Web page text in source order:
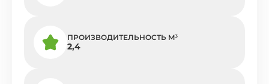
ПРОИЗВОДИТЕЛЬНОСТЬ M³
2,4